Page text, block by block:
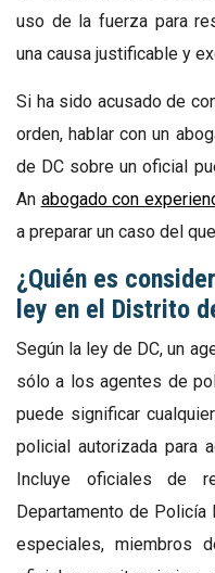
uso de la fuerza para
una causa justificable y
Si ha sido acusado de
orden, hablar con un
de DC sobre un oficial
An abogado con
a preparar un caso del
¿Quién es
ley en el Distrito
Según la ley de DC, un
sólo a los agentes de
puede significar
policial autorizada para
Incluye oficiales de
Departamento de
especiales, miembros